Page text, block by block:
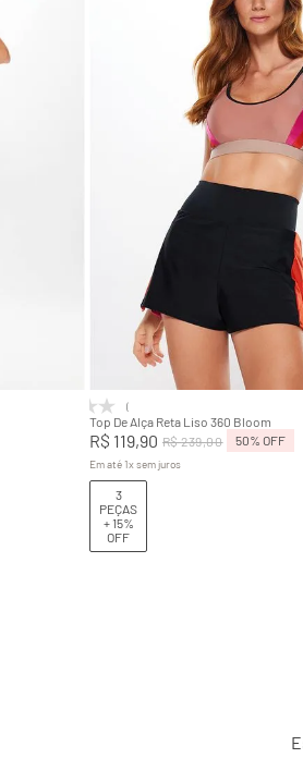
Adicionar na
(0)
Top De Alça Reta Liso 360 Bloom
R$ 119,90 R$239,00 50% OFF
Em até 1xsem juros
3
PEÇAS
+ 15%
OFF